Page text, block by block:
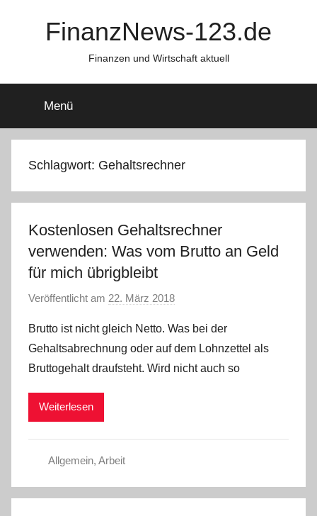
FinanzNews-123.de
Finanzen und Wirtschaft aktuell
Menü
Schlagwort: Gehaltsrechner
Kostenlosen Gehaltsrechner
verwenden: Was vom Brutto an Geld
für mich übrigbleibt
Veröffentlicht am 22. März 2018
n
a
d
Brutto ist nicht gleich Netto. Was bei der
Gehaltsabrechnung oder auf dem Lohnzettel als
Bruttogehalt draufsteht. Wird nicht auch so
Weiterlesen
Allgemein, Arbeit